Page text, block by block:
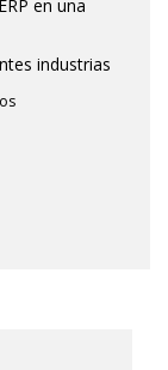
en una
industrias